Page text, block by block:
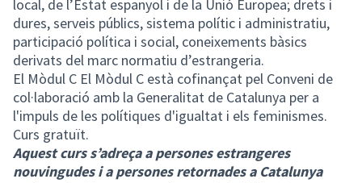
local, de l’Estat espanyol i de la Unió Europea; drets i
dures, serveis públics, sistema polític i administratiu,
participació política i social, coneixements bàsics
derivats del marc normatiu d’estrangeria.
El Mòdul C El Mòdul C està cofinançat pel Conveni de
col·laboració amb la Generalitat de Catalunya per a
l'impuls de les polítiques d'igualtat i els feminismes.
Curs gratuït.
Aquest curs s’adreça a persones estrangeres
nouvingudes i a persones retornades a Catalunya